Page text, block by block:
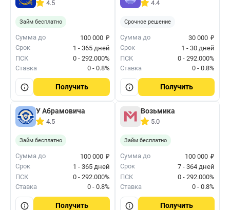
4.5
Займ бесплатно
Сумма до 100 000 ₽
Срок
1 - 365 дней
ПСК
0 - 292.000%
Ставка
0 - 0.8%
Получить
4.4
Срочное решение
Сумма до 30 000 ₽
Срок
1 - 30 дней
ПСК
0 - 292.000%
Ставка
0 - 0.8%
Получить
У Абрамовича
4.5
Займ бесплатно
Сумма до 100 000 ₽
Срок
1 - 365 дней
ПСК
0 - 292.000%
Ставка
0 - 0.8%
Получить
Возьмика
5.0
Займ бесплатно
Сумма до 100 000 ₽
Срок
7 - 364 дней
ПСК
0 - 292.000%
Ставка
0 - 0.8%
Получить